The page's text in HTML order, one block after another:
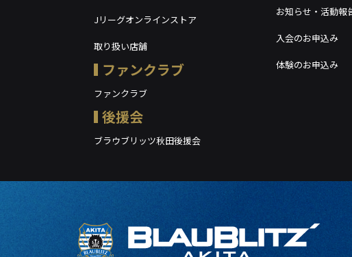
Jリーグオンラインストア
取り扱い店舗
ファンクラブ
ファンクラブ
後援会
ブラウブリッツ秋田後援会
お知らせ・活動報
入会のお申込み
体験のお申込み